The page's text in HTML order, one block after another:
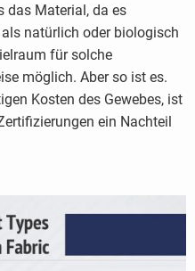
das Material, da es
natürlich oder biologisch
für solche
möglich. Aber so ist es.
Kosten des Gewebes, ist
ein Nachteil